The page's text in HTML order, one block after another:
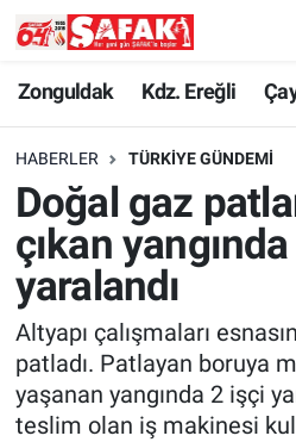
Zonguldak Kdz. Ereğli
HABERLER TÜRKIYE GÜNDEMI
Doğal gaz
çıkan
yaralandı
Altyapı çalışmaları
patladı. Patlayan boruya
yaşanan yangında 2 işçi
teslim olan iş makinesi
Zonguldak
Kdz. Ereğli
Çaycuma
Devrek
Kilimli
Asayiş
Zonguldak Nöbetçi
Zonguldak Hava Durumu
Zonguldak Namaz
Zonguldak Trafik
Süper Lig Puan Durumu
Tüm Manşetler